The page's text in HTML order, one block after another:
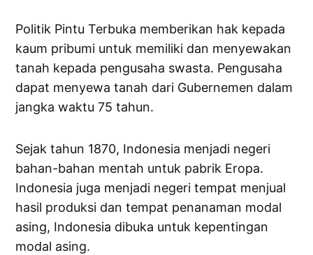
Politik Pintu Terbuka memberikan hak kepada
kaum pribumi untuk memiliki dan menyewakan
tanah kepada pengusaha swasta. Pengusaha
dapat menyewa tanah dari Gubernemen dalam
jangka waktu 75 tahun.
Sejak tahun 1870, Indonesia menjadi negeri
bahan-bahan mentah untuk pabrik Eropa.
Indonesia juga menjadi negeri tempat menjual
hasil produksi dan tempat penanaman modal
asing, Indonesia dibuka untuk kepentingan
modal asing.